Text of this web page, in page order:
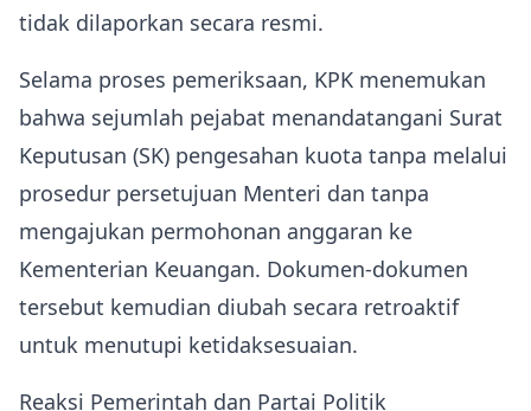
tidak dilaporkan secara resmi.
Selama proses pemeriksaan, KPK menemukan
bahwa sejumlah pejabat menandatangani Surat
Keputusan (SK) pengesahan kuota tanpa melalui
prosedur persetujuan Menteri dan tanpa
mengajukan permohonan anggaran ke
Kementerian Keuangan. Dokumen-dokumen
tersebut kemudian diubah secara retroaktif
untuk menutupi ketidaksesuaian.
Reaksi Pemerintah dan Partai Politik